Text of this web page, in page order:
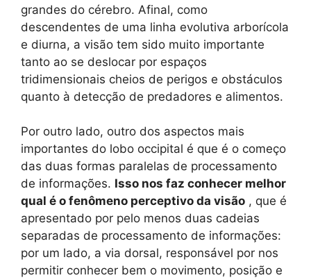
grandes do cérebro. Afinal, como
descendentes de uma linha evolutiva arborícola
e diurna, a visão tem sido muito importante
tanto ao se deslocar por espaços
tridimensionais cheios de perigos e obstáculos
quanto à detecção de predadores e alimentos.
Por outro lado, outro dos aspectos mais
importantes do lobo occipital é que é o começo
das duas formas paralelas de processamento
de informações. Isso nos faz conhecer melhor
qual é o fenômeno perceptivo da visão , que é
apresentado por pelo menos duas cadeias
separadas de processamento de informações:
por um lado, a via dorsal, responsável por nos
permitir conhecer bem o movimento, posição e